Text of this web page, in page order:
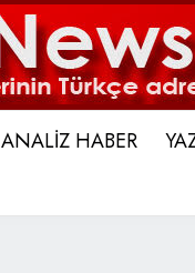
ANALİZ HABER